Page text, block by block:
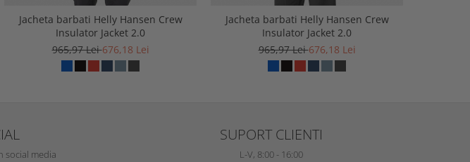
Jacheta barbati Helly Hansen Crew
Insulator Jacket 2.0
965,97 Lei676,18 Lei
Jacheta barbati Helly Hansen Crew
Insulator Jacket 2.0
965,97 Lei676,18 Lei
social media
SUPORT CLIENTI
L-V, 8:00 - 16:00